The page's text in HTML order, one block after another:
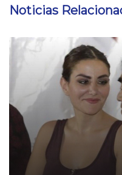
Noticias